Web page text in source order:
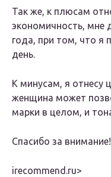
Так же, к плюсам
экономичность, мне
года, при том, что я
день.
К минусам, я отнесу
женщина может
марки в целом, и
Спасибо за внимание!
irecommend.ru‏>